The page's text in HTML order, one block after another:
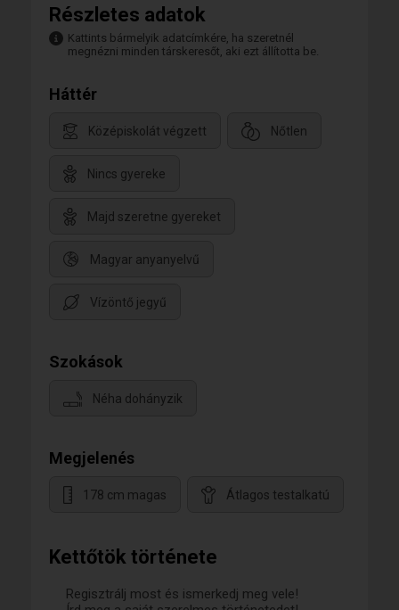
Kettőtök története
Regisztrálj most és ismerkedj meg vele!
Részletes adatok
Kattints bármelyik adatcímkére, ha szeretnél
megnézni minden társkeresőt, aki ezt állította be.
Háttér
Középiskolát végzett Nőtlen
Nincs gyereke
Majd szeretne gyereket
Magyar anyanyelvű
Vízöntő jegyű
Szokások
Néha dohányzik
Megjelenés
178 cm magas Átlagos testalkatú